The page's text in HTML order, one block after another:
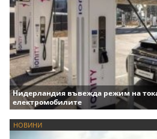
Нидерландия въвежда режим на
електромобилите
НОВИНИ